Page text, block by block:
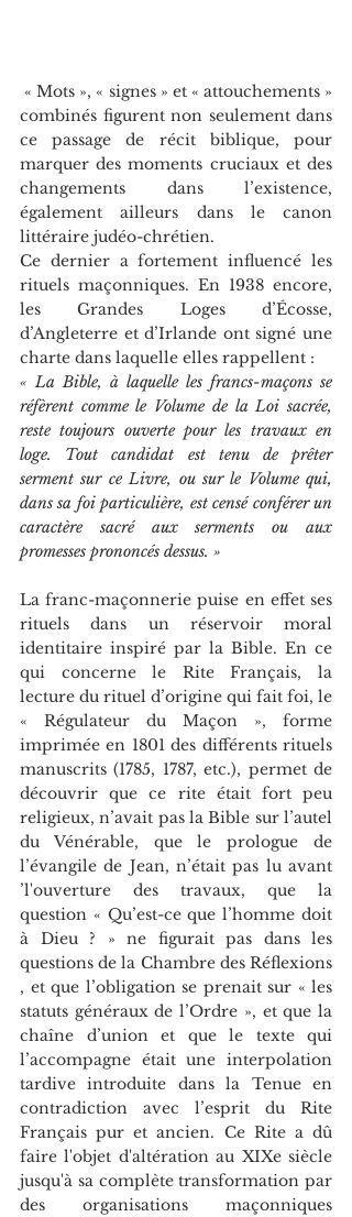
combinés figurent non seulement dans
ce passage de récit biblique, pour
marquer des moments cruciaux et des
changements dans l’existence,
également ailleurs dans le canon
littéraire judéo-chrétien.
Ce dernier a fortement influencé les
rituels maçonniques. En 1938 encore,
les Grandes Loges d’Écosse,
d’Angleterre et d’Irlande ont signé une
charte dans laquelle elles rappellent :
« La Bible, à laquelle les francs-maçons se
réfèrent comme le Volume de la Loi sacrée,
reste toujours ouverte pour les travaux en
loge. Tout candidat est tenu de prêter
serment sur ce Livre, ou sur le Volume qui,
dans sa foi particulière, est censé conférer un
caractère sacré aux serments ou aux
promesses prononcés dessus. »
La franc-maçonnerie puise en effet ses
rituels dans un réservoir moral
identitaire inspiré par la Bible. En ce
qui concerne le Rite Français, la
lecture du rituel d’origine qui fait foi, le
« Régulateur du Maçon », forme
imprimée en 1801 des différents rituels
manuscrits (1785, 1787, etc.), permet de
découvrir que ce rite était fort peu
religieux, n’avait pas la Bible sur l’autel
du Vénérable, que le prologue de
l’évangile de Jean, n’était pas lu avant
’l'ouverture des travaux, que la
question « Qu’est-ce que l’homme doit
à Dieu ? » ne figurait pas dans les
questions de la Chambre des Réflexions
, et que l’obligation se prenait sur « les
statuts généraux de l’Ordre », et que la
chaîne d’union et que le texte qui
l’accompagne était une interpolation
tardive introduite dans la Tenue en
contradiction avec l’esprit du Rite
Français pur et ancien. Ce Rite a dû
faire l'objet d'altération au XIXe siècle
jusqu'à sa complète transformation par
des organisations maçonniques